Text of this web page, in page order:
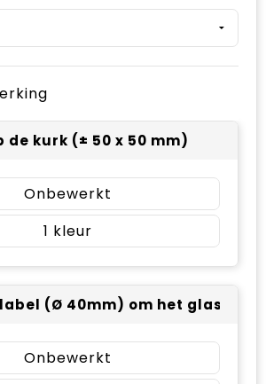
de kurk (± 50 x 50 mm)
Onbewerkt
1
(Ø 40mm) om het
Onbewerkt